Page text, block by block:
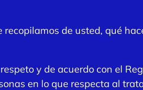
de usted, qué
y de acuerdo con el
en lo que respecta al